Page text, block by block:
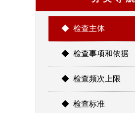
◆ 检查主体
◆ 检查事项和依据
◆ 检查频次上限
◆ 检查标准